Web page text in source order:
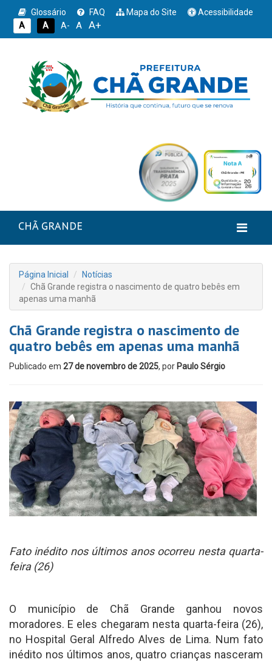
Glossário FAQ Mapa do Site
Acessibilidade
A
A A- A A+
CHÃ GRANDE
Página Inicial
Notícias
Chã Grande registra o nascimento de quatro bebês em
apenas uma manhã
Chã Grande registra o nascimento de
quatro bebês em apenas uma manhã
Publicado em 27 de novembro de 2025, por Paulo Sérgio
Fato inédito nos últimos anos ocorreu nesta quarta-
feira (26)
O município de Chã Grande ganhou novos
moradores. E eles chegaram nesta quarta-feira (26),
no Hospital Geral Alfredo Alves de Lima. Num fato
inédito nos últimos anos, quatro crianças nasceram